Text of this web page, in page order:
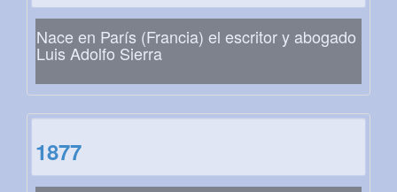
Nace en París (Francia) el escritor y abogado
Luis Adolfo Sierra
1877